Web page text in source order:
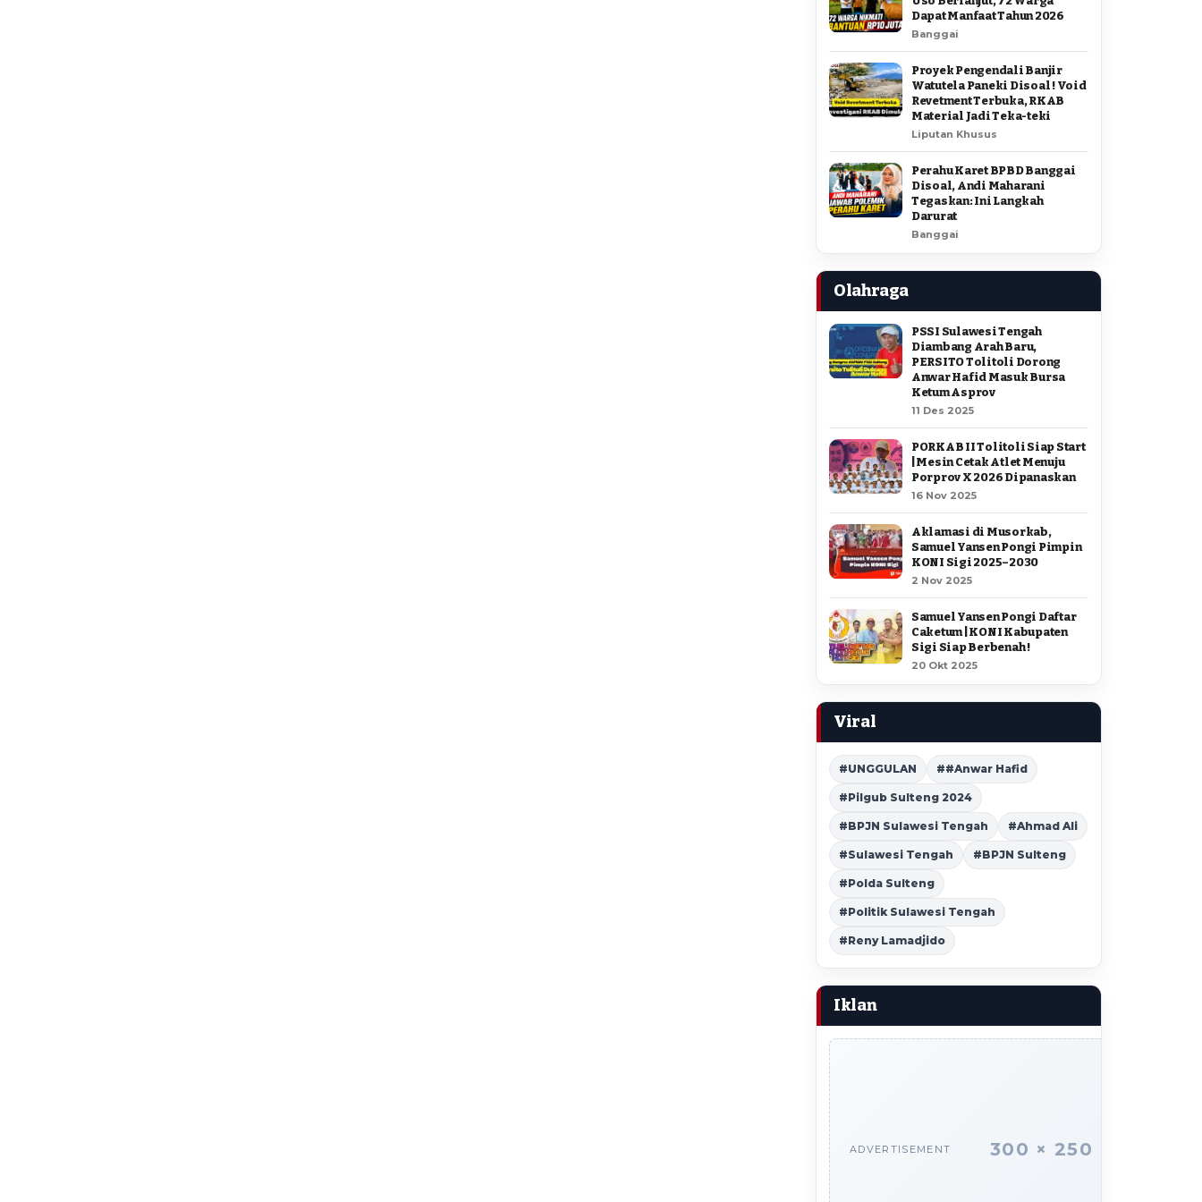
Dapat Manfaat Tahun 2026
Banggai
Proyek Pengendali Banjir
Watutela Paneki Disoal ! Void
Revetment Terbuka, RKAB
Material Jadi Teka-teki
Liputan Khusus
Perahu Karet BPBD Banggai
Disoal, Andi Maharani
Tegaskan: Ini Langkah
Darurat
Banggai
Olahraga
PSSI Sulawesi Tengah
Diambang Arah Baru,
PERSITO Tolitoli Dorong
Anwar Hafid Masuk Bursa
Ketum Asprov
11 Des 2025
PORKAB II Tolitoli Siap Start
| Mesin Cetak Atlet Menuju
Porprov X 2026 Dipanaskan
16 Nov 2025
Aklamasi di Musorkab,
Samuel Yansen Pongi Pimpin
KONI Sigi 2025–2030
2 Nov 2025
Samuel Yansen Pongi Daftar
Caketum | KONI Kabupaten
Sigi Siap Berbenah !
20 Okt 2025
Viral
#UNGGULAN ##Anwar Hafid
#Pilgub Sulteng 2024
#BPJN Sulawesi Tengah #Ahmad Ali
#Sulawesi Tengah #BPJN Sulteng
#Polda Sulteng
#Politik Sulawesi Tengah
#Reny Lamadjido
Iklan
ADVERTISEMENT 300 × 250